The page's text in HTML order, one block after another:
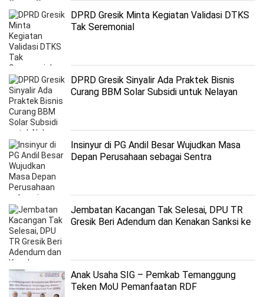
DPRD Gresik Minta Kegiatan Validasi DTKS
Tak Seremonial
DPRD Gresik Sinyalir Ada Praktek Bisnis
Curang BBM Solar Subsidi untuk Nelayan
Insinyur di PG Andil Besar Wujudkan Masa
Depan Perusahaan sebagai Sentra
Jembatan Kacangan Tak Selesai, DPU TR
Gresik Beri Adendum dan Kenakan Sanksi ke
Anak Usaha SIG – Pemkab Temanggung
Teken MoU Pemanfaatan RDF